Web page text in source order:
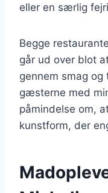
eller en særlig
Begge
går ud over blot
gennem smag
gæsterne med
påmindelse om,
kunstform, der